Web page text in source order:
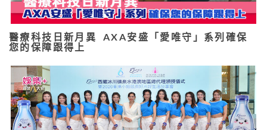
醫療科技日新月異 AXA安盛「愛唯守」系列確保
您的保障跟得上